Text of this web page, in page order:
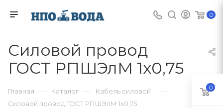
0
Силовой провод
ГОСТ РПШЭлМ 1х0,75
Главная — Каталог — Кабель силовой —
Силовой провод ГОСТ РПШЭлМ 1х0,75
0